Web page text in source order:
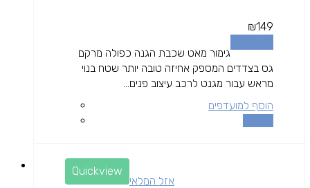
₪149
גימור מאט שכבת הגנה כפולה מרקם
גס בצדדים המספק אחיזה טובה יותר שטח בנוי
מראש עבור מגנט לרכב עיצוב פנים...
הוסף למועדפים
Quickview
אזל המלאי